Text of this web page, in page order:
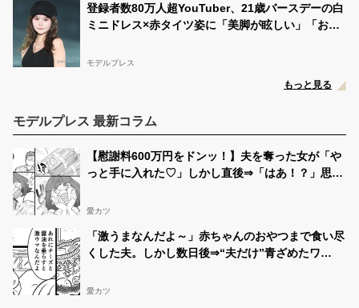
登録者数80万人超YouTuber、21歳バースデーの白
ミニドレス×赤タイツ姿に「美脚が眩しい」「おし
モデルプレス
もっと見る
モデルプレス 最新コラム
【慰謝料600万円をドンッ！】夫を奪った女が「や
っと手に入れた♡」しかし直後⇒「はあ！？」思い
愛カツ
「激うまなんだよ～」赤ちゃんのおやつまで食い尽
くした夫。しかし数日後⇒“夫だけ”青ざめたワ
愛カツ